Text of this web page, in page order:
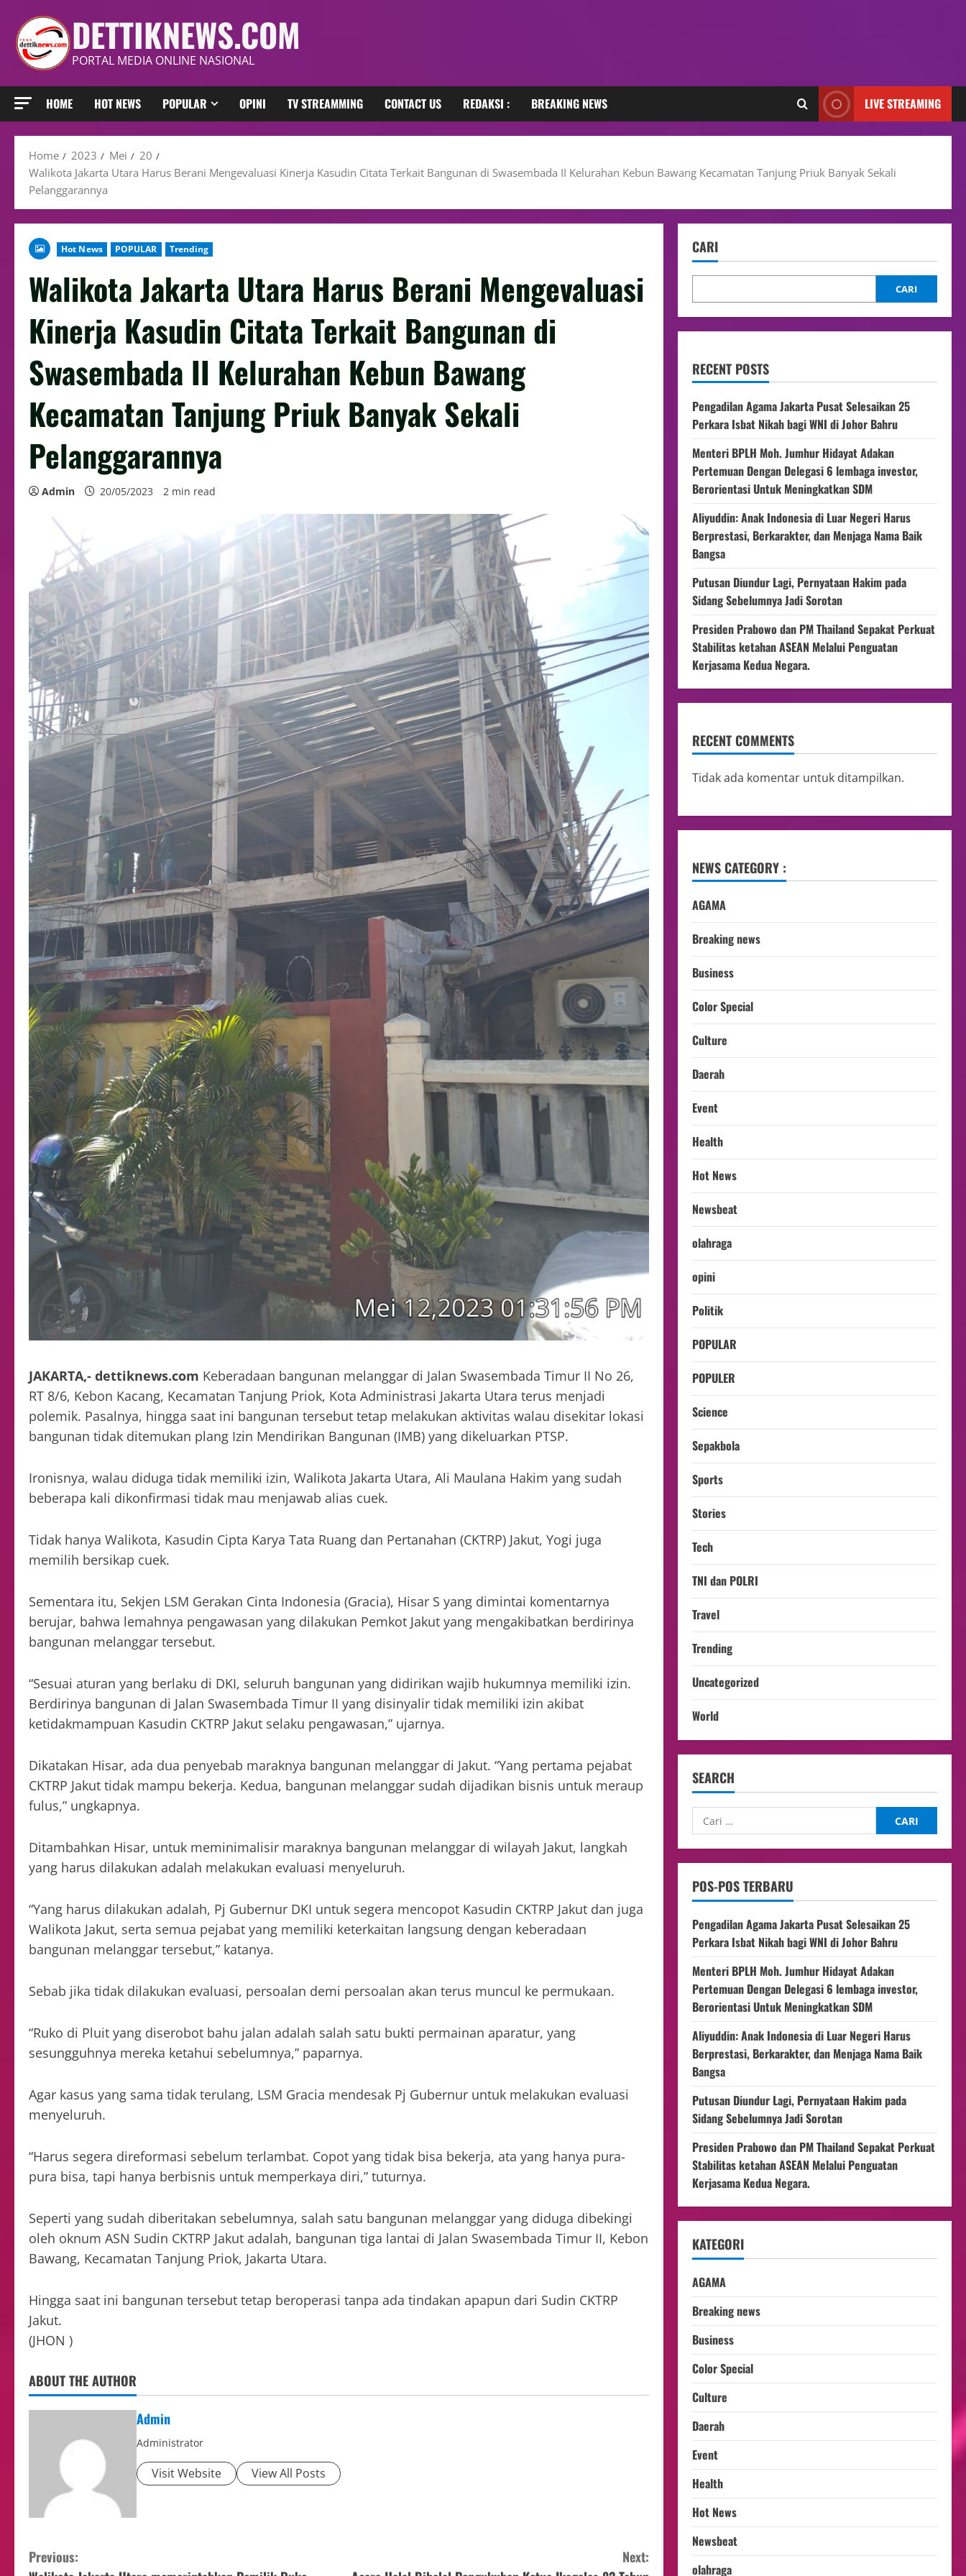
DETTIKNEWS.COM
PORTAL MEDIA ONLINE NASIONAL
HOME HOT NEWS POPULAR OPINI TV STREAMMING CONTACT US REDAKSI : BREAKING NEWS LIVE STREAMING
Home 2023 Mei
20
Walikota Jakarta Utara Harus Berani Mengevaluasi Kinerja Kasudin Citata Terkait Bangunan di Swasembada II Kelurahan Kebun Bawang Kecamatan Tanjung Priuk Banyak Sekali
Pelanggarannya
Hot News POPULAR Trending
Walikota Jakarta Utara Harus Berani Mengevaluasi
Kinerja Kasudin Citata Terkait Bangunan di
Swasembada II Kelurahan Kebun Bawang
Kecamatan Tanjung Priuk Banyak Sekali
Pelanggarannya
Admin 20/05/2023 2 min read
JAKARTA,- dettiknews.com Keberadaan bangunan melanggar di Jalan Swasembada Timur II No 26,
RT 8/6, Kebon Kacang, Kecamatan Tanjung Priok, Kota Administrasi Jakarta Utara terus menjadi
polemik. Pasalnya, hingga saat ini bangunan tersebut tetap melakukan aktivitas walau disekitar lokasi
bangunan tidak ditemukan plang Izin Mendirikan Bangunan (IMB) yang dikeluarkan PTSP.
Ironisnya, walau diduga tidak memiliki izin, Walikota Jakarta Utara, Ali Maulana Hakim yang sudah
beberapa kali dikonfirmasi tidak mau menjawab alias cuek.
Tidak hanya Walikota, Kasudin Cipta Karya Tata Ruang dan Pertanahan (CKTRP) Jakut, Yogi juga
memilih bersikap cuek.
Sementara itu, Sekjen LSM Gerakan Cinta Indonesia (Gracia), Hisar S yang dimintai komentarnya
berujar, bahwa lemahnya pengawasan yang dilakukan Pemkot Jakut yang mengakibatkan berdirinya
bangunan melanggar tersebut.
“Sesuai aturan yang berlaku di DKI, seluruh bangunan yang didirikan wajib hukumnya memiliki izin.
Berdirinya bangunan di Jalan Swasembada Timur II yang disinyalir tidak memiliki izin akibat
ketidakmampuan Kasudin CKTRP Jakut selaku pengawasan,” ujarnya.
Dikatakan Hisar, ada dua penyebab maraknya bangunan melanggar di Jakut. “Yang pertama pejabat
CKTRP Jakut tidak mampu bekerja. Kedua, bangunan melanggar sudah dijadikan bisnis untuk meraup
fulus,” ungkapnya.
Ditambahkan Hisar, untuk meminimalisir maraknya bangunan melanggar di wilayah Jakut, langkah
yang harus dilakukan adalah melakukan evaluasi menyeluruh.
“Yang harus dilakukan adalah, Pj Gubernur DKI untuk segera mencopot Kasudin CKTRP Jakut dan juga
Walikota Jakut, serta semua pejabat yang memiliki keterkaitan langsung dengan keberadaan
bangunan melanggar tersebut,” katanya.
Sebab jika tidak dilakukan evaluasi, persoalan demi persoalan akan terus muncul ke permukaan.
“Ruko di Pluit yang diserobot bahu jalan adalah salah satu bukti permainan aparatur, yang
sesungguhnya mereka ketahui sebelumnya,” paparnya.
Agar kasus yang sama tidak terulang, LSM Gracia mendesak Pj Gubernur untuk melakukan evaluasi
menyeluruh.
“Harus segera direformasi sebelum terlambat. Copot yang tidak bisa bekerja, ata yang hanya pura-
pura bisa, tapi hanya berbisnis untuk memperkaya diri,” tuturnya.
Seperti yang sudah diberitakan sebelumnya, salah satu bangunan melanggar yang diduga dibekingi
oleh oknum ASN Sudin CKTRP Jakut adalah, bangunan tiga lantai di Jalan Swasembada Timur II, Kebon
Bawang, Kecamatan Tanjung Priok, Jakarta Utara.
Hingga saat ini bangunan tersebut tetap beroperasi tanpa ada tindakan apapun dari Sudin CKTRP
Jakut.
(JHON )
ABOUT THE AUTHOR
Admin
Administrator
Visit Website View All Posts
Previous:
Next:
CARI
CARI
RECENT POSTS
Pengadilan Agama Jakarta Pusat Selesaikan 25
Perkara Isbat Nikah bagi WNI di Johor Bahru
Menteri BPLH Moh. Jumhur Hidayat Adakan
Pertemuan Dengan Delegasi 6 lembaga investor,
Berorientasi Untuk Meningkatkan SDM
Aliyuddin: Anak Indonesia di Luar Negeri Harus
Berprestasi, Berkarakter, dan Menjaga Nama Baik
Bangsa
Putusan Diundur Lagi, Pernyataan Hakim pada
Sidang Sebelumnya Jadi Sorotan
Presiden Prabowo dan PM Thailand Sepakat Perkuat
Stabilitas ketahan ASEAN Melalui Penguatan
Kerjasama Kedua Negara.
RECENT COMMENTS
Tidak ada komentar untuk ditampilkan.
NEWS CATEGORY :
AGAMA
Breaking news
Business
Color Special
Culture
Daerah
Event
Health
Hot News
Newsbeat
olahraga
opini
Politik
POPULAR
POPULER
Science
Sepakbola
Sports
Stories
Tech
TNI dan POLRI
Travel
Trending
Uncategorized
World
SEARCH
POS-POS TERBARU
Pengadilan Agama Jakarta Pusat Selesaikan 25
Perkara Isbat Nikah bagi WNI di Johor Bahru
Menteri BPLH Moh. Jumhur Hidayat Adakan
Pertemuan Dengan Delegasi 6 lembaga investor,
Berorientasi Untuk Meningkatkan SDM
Aliyuddin: Anak Indonesia di Luar Negeri Harus
Berprestasi, Berkarakter, dan Menjaga Nama Baik
Bangsa
Putusan Diundur Lagi, Pernyataan Hakim pada
Sidang Sebelumnya Jadi Sorotan
Presiden Prabowo dan PM Thailand Sepakat Perkuat
Stabilitas ketahan ASEAN Melalui Penguatan
Kerjasama Kedua Negara.
KATEGORI
AGAMA
Breaking news
Business
Color Special
Culture
Daerah
Event
Health
Hot News
Newsbeat
olahraga